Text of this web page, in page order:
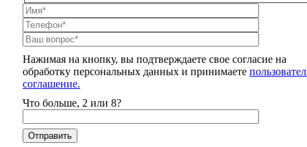
Нажимая на кнопку, вы подтверждаете свое согласие на
обработку персональных данных и принимаете
соглашение.
Что больше, 2 или 8?